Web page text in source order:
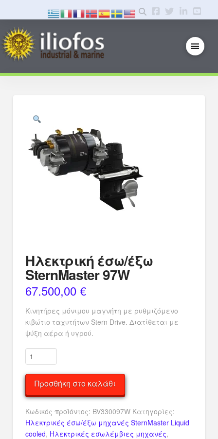
Ηλεκτρική έσω/έξω
SternMaster 97W
67.500,00 €
Κινητήρες μόνιμου μαγνήτη με ρυθμιζόμενο
κιβώτιο ταχυτήτων Stern Drive. Διατίθεται με
ψύξη αέρα ή υγρού.
Ηλεκτρική
έσω/
έξω
SternMaster
97W
ποσότητα
Προσθήκη στο καλάθι
Κωδικός προϊόντος: BV330097W Κατηγορίες:
Ηλεκτρικές έσω/έξω μηχανές SternMaster Liquid
cooled, Ηλεκτρικές εσωλέμβιες μηχανές,